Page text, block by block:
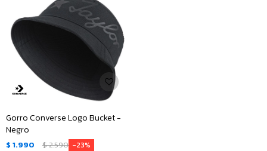
Gorro Converse Logo Bucket -
Negro
$ 1.990 $2.590 23